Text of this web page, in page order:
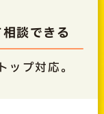
談できる
プ対応。